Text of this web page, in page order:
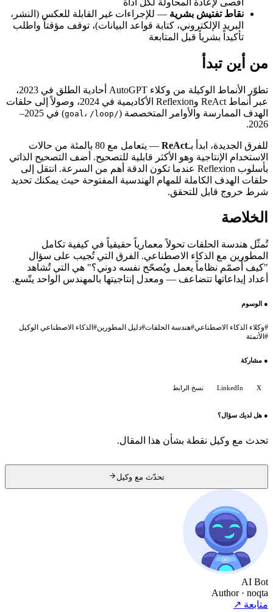
نقاط تفتيش بشرية— للإجراءات غير القابلة للعكس (النشر،
البريد الإلكتروني، كتابة قواعد البيانات)، توقف مؤقتاً واطلب
تأكيداً بشرياً قبل المتابعة
من أين تبدأ
تطوّر الأنماط الوكيلة من وكلاء AutoGPT أحادية الطلق في 2023،
عبر أنماط ReAct وReflexion الأكاديمية في 2024، وصولاً إلى حلقات
الهدف الممارسة والأوامر المتخصصة ( /goal ،/loop
) في 2025–
2026.
للفرق الجديدة، ابدأ بـ ReAct
— يتعامل مع 80 بالمئة من حالات
الاستخدام الإنتاجية وهو الأكثر قابلية للتصحيح. أضف التصحيح الذاتي
بأسلوب Reflexion عندما تكون الدقة أهم من السرعة. انتقل إلى
حلقات الهدف الكاملة للمهام الهندسية المفتوحة حيث يمكنك تحديد
شرط خروج قابل للتحقق.
الخلاصة
تُمثّل هندسة الحلقات تحولاً معمارياً حقيقياً في كيفية تكامل
المطورين مع الذكاء الاصطناعي. الفرق التي تُجيب على سؤال
"كيف أُصمّم نظاماً يعمل ويُصحّح نفسه دوني؟" هي التي تُشاهد
أعداد إيداعاتها تتضاعف — ومعدل إنتاجيتها بالمهندس الواحد يتّسع.
●الوسوم
وكلاء الذكاء الاصطناعي# هندسة الحلقات#دليل المطورين#الذكاء الاصطناعي الوكيل
الأتمتة
●مشاركة
LinkedIn نسخ الرابط
●هل لديك سؤال؟
تحدث مع وكيل نقطة بشأن هذا المقال.
تحدّث مع وكيل
AI Bot
Author · noqta
متابعة↗